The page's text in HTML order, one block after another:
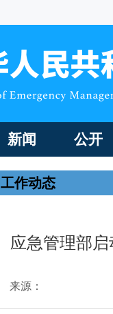
新闻 公开
工作动态
应急管理部
来源：